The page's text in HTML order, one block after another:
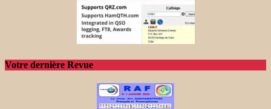
Votre dernière Revue